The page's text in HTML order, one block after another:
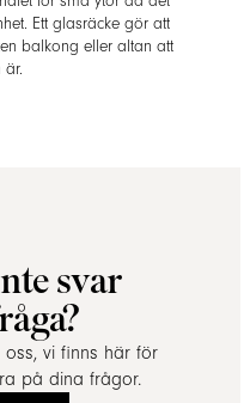
Ett glasräcke gör att
balkong eller altan att
är.
svar
vi finns här för
på dina frågor.